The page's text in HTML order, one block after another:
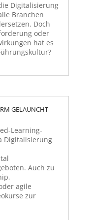
Digitalisierung
Branchen
Doch
oder
hat es
G­ELAUNCHT
Learning-
Digitalisierung
Auch zu
agile
zur